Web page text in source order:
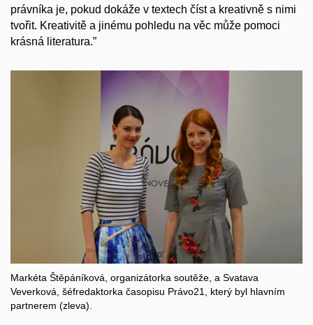
právníka je, pokud dokáže v textech číst a kreativně s nimi
tvořit. Kreativitě a jinému pohledu na věc může pomoci
krásná literatura.”
Markéta Štěpáníková, organizátorka soutěže, a Svatava
Veverková, šéfredaktorka časopisu Právo21, který byl hlavním
partnerem (zleva).